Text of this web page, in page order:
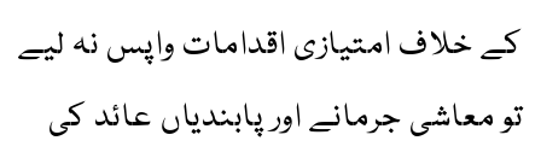
کے خلاف امتیازی اقدامات واپس نہ لیے
تو معاشی جرمانے اور پابندیاں عائد کی